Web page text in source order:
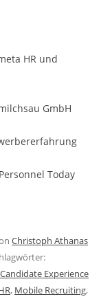
HR und
GmbH
Today
Christoph Athanas
Candidate Experience
, Mobile Recruiting,